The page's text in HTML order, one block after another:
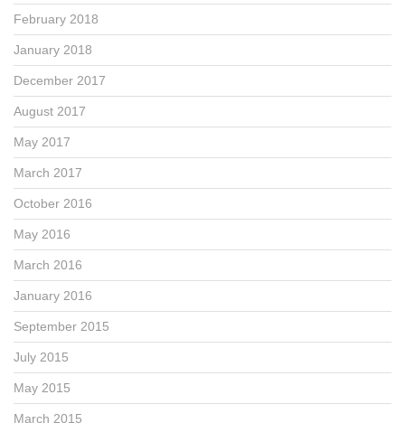
February 2018
January 2018
December 2017
August 2017
May 2017
March 2017
October 2016
May 2016
March 2016
January 2016
September 2015
July 2015
May 2015
March 2015